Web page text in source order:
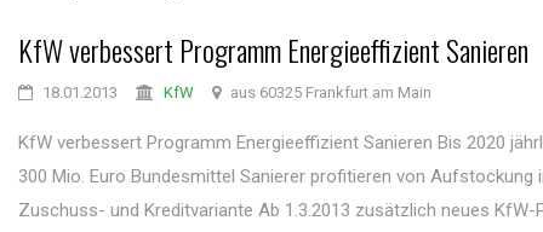
KfW verbessert Programm Energieeffizient Sanieren
18.01.2013 KfW aus 60325 Frankfurt am Main
KfW verbessert Programm Energieeffizient Sanieren Bis 2020
300 Mio. Euro Bundesmittel Sanierer profitieren von Aufstockung
Zuschuss- und Kreditvariante Ab 1.3.2013 zusätzlich neues